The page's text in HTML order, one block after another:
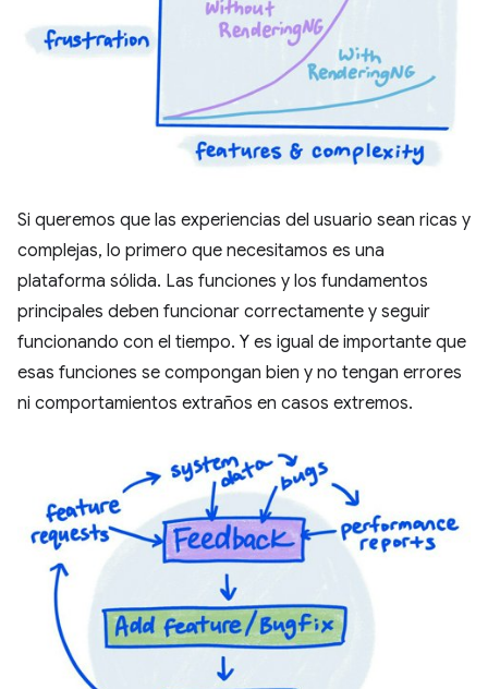
Si queremos que las experiencias del usuario sean ricas y
complejas, lo primero que necesitamos es una
plataforma sólida. Las funciones y los fundamentos
principales deben funcionar correctamente y seguir
funcionando con el tiempo. Y es igual de importante que
esas funciones se compongan bien y no tengan errores
ni comportamientos extraños en casos extremos.